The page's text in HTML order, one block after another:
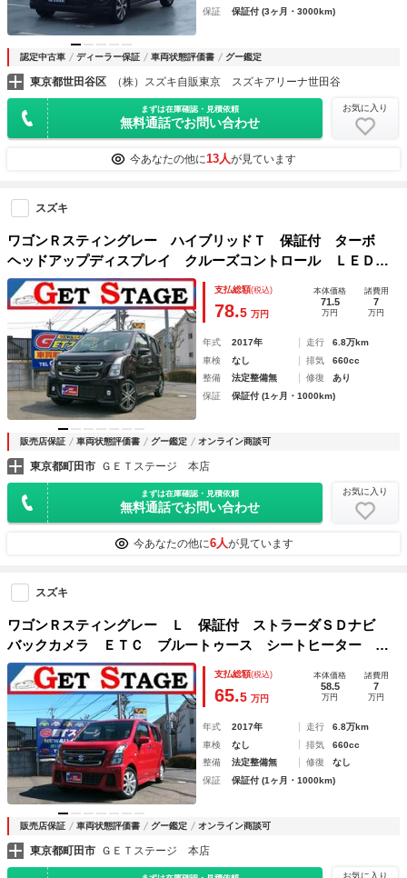
保証
保証付 (3ヶ月・3000km)
認定中古車 ディーラー保証 車両状態評価書 グー鑑定
東京都世田谷区 （株）スズキ自販東京 スズキアリーナ世田谷
まずは在庫確認・見積依頼
無料通話でお問い合わせ
お気に入り
今あなたの他に13人が見ています
スズキ
ワゴンＲスティングレー ハイブリッドＴ 保証付 ターボ
ヘッドアップディスプレイ クルーズコントロール ＬＥＤヘ
ッドライト アイドリングストップ パドルシフト オートラ
イト オートエアコン レーンキープアシスト 衝突軽減ブレ
ーキ
支払総額(税込)
78.5 万円
本体価格
71.5
万円
諸費用
7
万円
年式 2017年 走行
6.8万km
車検
なし 排気
660cc
整備
法定整備無 修復
あり
保証
保証付 (1ヶ月・1000km)
販売店保証 車両状態評価書 グー鑑定 オンライン商談可
東京都町田市 ＧＥＴステージ 本店
まずは在庫確認・見積依頼
無料通話でお問い合わせ
お気に入り
今あなたの他に6人が見ています
スズキ
ワゴンＲスティングレー Ｌ 保証付 ストラーダＳＤナビ
バックカメラ ＥＴＣ ブルートゥース シートヒーター ワ
ンセグ地デジ 純正１４ＡＷ ＬＥＤヘッドライト ドライブ
レコーダー インテリキー
支払総額(税込)
65.5 万円
本体価格
58.5
万円
諸費用
7
万円
年式 2017年 走行
6.8万km
車検
なし 排気
660cc
整備
法定整備無 修復
なし
保証
保証付 (1ヶ月・1000km)
販売店保証 車両状態評価書 グー鑑定 オンライン商談可
東京都町田市 ＧＥＴステージ 本店
お気に入り